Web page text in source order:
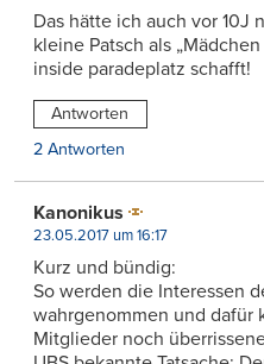
Das hätte ich auch vor 10J
kleine Patsch als
inside paradeplatz schafft!
Antworten
2 Antworten
Kanonikus
23.05.2017 um 16:17
Kurz und bündig:
So werden die Interessen
wahrgenommen und dafür
Mitglieder noch